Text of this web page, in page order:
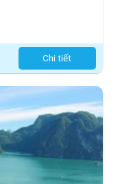
Chi tiết